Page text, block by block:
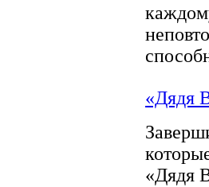
«Дядя
«Дядя